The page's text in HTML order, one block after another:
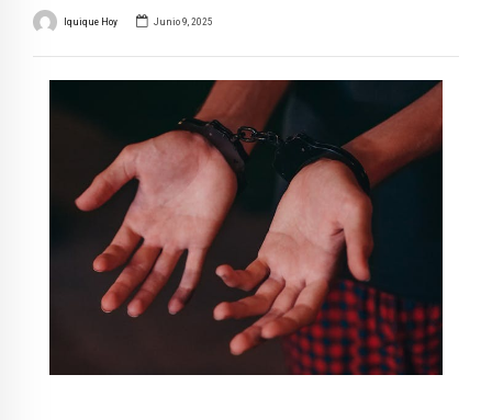
Iquique Hoy Junio 9, 2025